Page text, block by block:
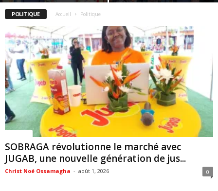
POLITIQUE Accueil Politique
SOBRAGA révolutionne le marché avec
JUGAB, une nouvelle génération de jus...
Christ Noé Ossamagha - août 1, 2026 0